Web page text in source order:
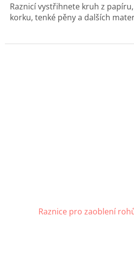
Raznicí vystřihnete kruh z
korku, tenké pěny a dalších
Raznice pro zaoblení